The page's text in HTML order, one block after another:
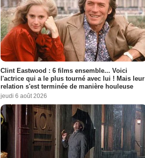
Clint Eastwood : 6 films ensemble... Voici
l'actrice qui a le plus tourné avec lui ! Mais leur
relation s'est terminée de manière houleuse
jeudi 6 août 2026